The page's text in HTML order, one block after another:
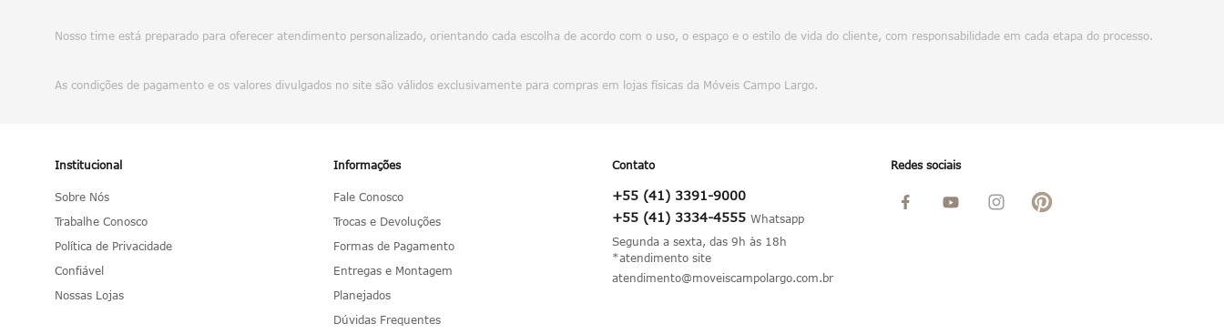
Nosso time está preparado para oferecer atendimento personalizado, orientando cada escolha de acordo com o uso, o espaço e o estilo de vida do cliente, com responsabilidade em cada etapa do processo.
As condições de pagamento e os valores divulgados no site são válidos exclusivamente para compras em lojas físicas da Móveis Campo Largo.
Institucional
Sobre Nós
Trabalhe Conosco
Política de Privacidade
Confiável
Nossas Lojas
Informações
Fale Conosco
Trocas e Devoluções
Formas de Pagamento
Entregas e Montagem
Planejados
Dúvidas Frequentes
Contato
+55 (41) 3391-9000
+55 (41) 3334-4555
Segunda a sexta, das 9h às 18h
*atendimento site
atendimento@moveiscampolargo.com.br
Redes sociais